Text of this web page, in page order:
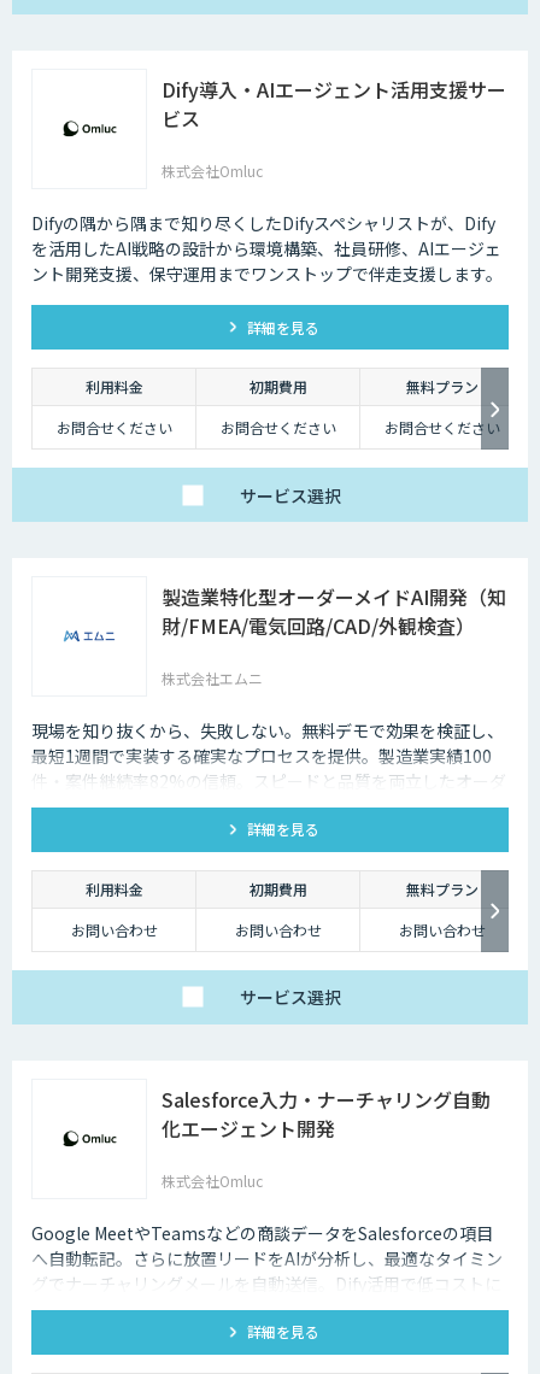
Dify導入・AIエージェント活用支援サー
ビス
株式会社Omluc
Difyの隅から隅まで知り尽くしたDifyスペシャリストが、Dify
を活用したAI戦略の設計から環境構築、社員研修、AIエージェ
ント開発支援、保守運用までワンストップで伴走支援します。
詳細を見る
利用料金 初期費用
無料プラン
お問合せください
お問合せください お問合せください
サービス選択
製造業特化型オーダーメイドAI開発（知
財/FMEA/電気回路/CAD/外観検査）
株式会社エムニ
現場を知り抜くから、失敗しない。無料デモで効果を検証し、
最短1週間で実装する確実なプロセスを提供。製造業実績100
件・案件継続率82%の信頼。スピードと品質を両立したオーダ
ーメイドAIならエムニ。
詳細を見る
利用料金 初期費用
無料プラン
お問い合わせ
お問い合わせ お問い合わせ
サービス選択
Salesforce入力・ナーチャリング自動
化エージェント開発
株式会社Omluc
Google MeetやTeamsなどの商談データをSalesforceの項目
へ自動転記。さらに放置リードをAIが分析し、最適なタイミン
グでナーチャリングメールを自動送信。Dify活用で低コストに
実現します。
詳細を見る